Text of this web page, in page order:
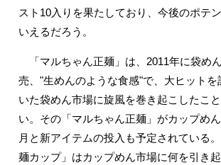
スト10入りを果たしており、今後のポテ
いえるだろう。
「マルちゃん正麺」は、2011年に袋め
売、"生めんのような食感"で、大ヒットを
いた袋めん市場に旋風を巻き起こしたこ
い。その「マルちゃん正麺」がカップめ
月と新アイテムの投入も予定されている
麺カップ」はカップめん市場に何を引き